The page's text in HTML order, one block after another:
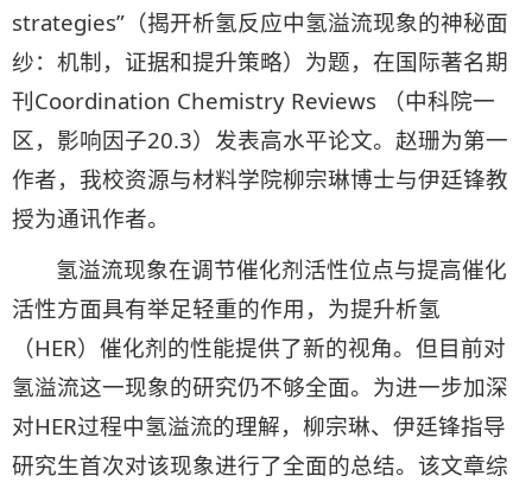
strategies”（揭开析氢反应中氢溢流现象的神秘面
纱：机制，证据和提升策略）为题，在国际著名期
刊Coordination Chemistry Reviews （中科院一
区，影响因子20.3）发表高水平论文。赵珊为第一
作者，我校资源与材料学院柳宗琳博士与伊廷锋教
授为通讯作者。
氢溢流现象在调节催化剂活性位点与提高催化
活性方面具有举足轻重的作用，为提升析氢
（HER）催化剂的性能提供了新的视角。但目前对
氢溢流这一现象的研究仍不够全面。为进一步加深
对HER过程中氢溢流的理解，柳宗琳、伊廷锋指导
研究生首次对该现象进行了全面的总结。该文章综